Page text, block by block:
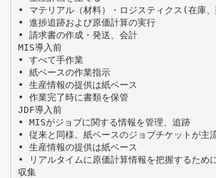
• マテリアル（材料）・ロジスティクス(在庫
• 進捗追跡および原価計算の実行
• 請求書の作成・発送、会計
MIS導入前
• すべて手作業
• 紙ベースの作業指示
• 生産情報の提供は紙ベース
• 作業完了時に書類を保管
JDF導入前
• MISがジョブに関する情報を管理、追跡
• 従来と同様、紙ベースのジョブチケットが主
• 生産情報の提供は紙ベース
• リアルタイムに原価計算情報を把握するため
収集